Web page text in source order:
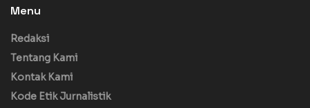
Menu
Redaksi
Tentang Kami
Kontak Kami
Kode Etik Jurnalistik